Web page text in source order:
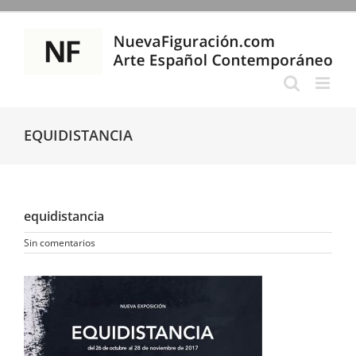
Saltar
contenido
EQUIDISTANCIA
equidistancia
Sin comentarios